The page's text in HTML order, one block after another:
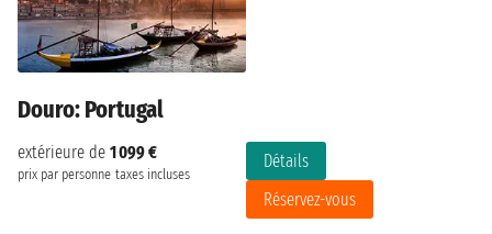
Douro: Portugal
extérieure de 1 099 €
prix par personne taxes incluses
Détails
Réservez-vous